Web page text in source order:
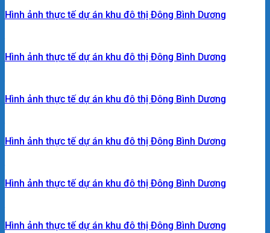
Hình ảnh thực tế dự án khu đô thị Đông Bình Dương
Hình ảnh thực tế dự án khu đô thị Đông Bình Dương
Hình ảnh thực tế dự án khu đô thị Đông Bình Dương
Hình ảnh thực tế dự án khu đô thị Đông Bình Dương
Hình ảnh thực tế dự án khu đô thị Đông Bình Dương
Hình ảnh thực tế dự án khu đô thị Đông Bình Dương